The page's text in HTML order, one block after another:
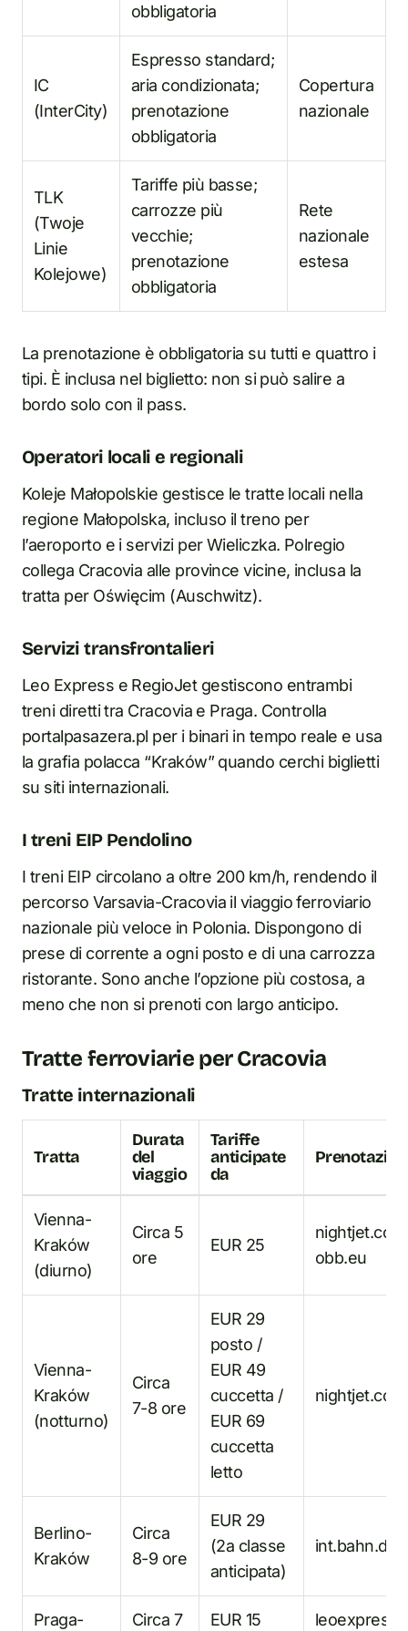
obbligatoria
IC
(InterCity)
Espresso standard;
aria condizionata;
prenotazione
obbligatoria
Copertura
nazionale
TLK
(Twoje
Linie
Kolejowe)
Tariffe più basse;
carrozze più
vecchie;
prenotazione
obbligatoria
Rete
nazionale
estesa
La prenotazione è obbligatoria su tutti e quattro i
tipi. È inclusa nel biglietto: non si può salire a
bordo solo con il pass.
Operatori locali e regionali
Koleje Małopolskie gestisce le tratte locali nella
regione Małopolska, incluso il treno per
l’aeroporto e i servizi per Wieliczka. Polregio
collega Cracovia alle province vicine, inclusa la
tratta per Oświęcim (Auschwitz).
Servizi transfrontalieri
Leo Express e RegioJet gestiscono entrambi
treni diretti tra Cracovia e Praga. Controlla
portalpasazera.pl per i binari in tempo reale e usa
la grafia polacca “Kraków” quando cerchi biglietti
su siti internazionali.
I treni EIP Pendolino
I treni EIP circolano a oltre 200 km/h, rendendo il
percorso Varsavia-Cracovia il viaggio ferroviario
nazionale più veloce in Polonia. Dispongono di
prese di corrente a ogni posto e di una carrozza
ristorante. Sono anche l’opzione più costosa, a
meno che non si prenoti con largo anticipo.
Tratte ferroviarie per Cracovia
Tratte internazionali
Tratta
Durata
del
viaggio
Tariffe
anticipate
da
Vienna-
Kraków
(diurno)
Circa 5
ore
EUR 25
obb.eu
Vienna-
Kraków
(notturno)
Circa
7-8 ore
EUR 29
posto /
EUR 49
cuccetta /
EUR 69
cuccetta
letto
nightjet.com
Berlino-
Kraków
Circa
8-9 ore
EUR 29
(2a classe
anticipata)
int.bahn.de
Praga- Circa 7 EUR 15